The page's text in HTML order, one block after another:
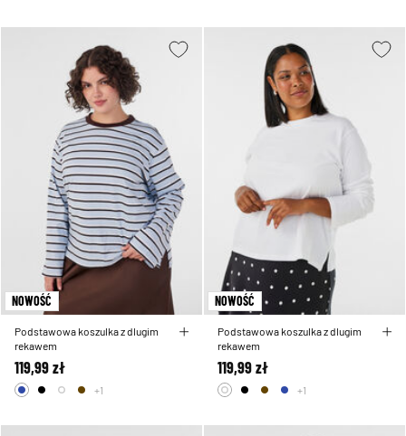
NOWOŚĆ
Podstawowa koszulka z dlugim
rekawem
119,99 zł
+1
NOWOŚĆ
Podstawowa koszulka z dlugim
rekawem
119,99 zł
+1